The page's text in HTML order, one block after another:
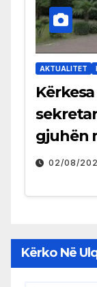
AKTUALITET
gjuhën
02/08/
Kërko Në